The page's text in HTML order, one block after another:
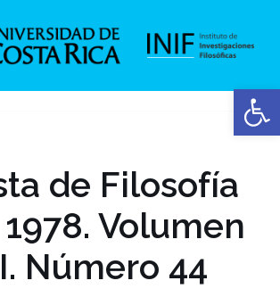
de Filosofía
1978. Volumen
Número 44